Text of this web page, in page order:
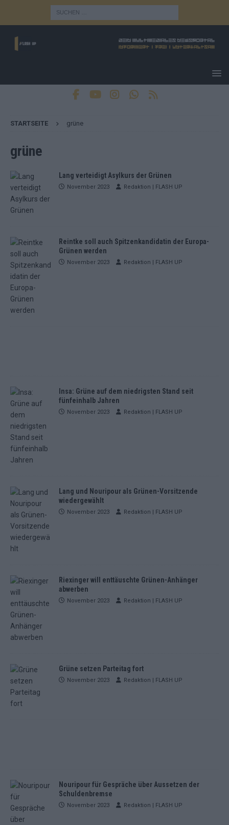
STARTSEITE grüne
grüne
Lang verteidigt Asylkurs der Grünen
November 2023 Redaktion | FLASH UP
Reintke soll auch Spitzenkandidatin der Europa-
Grünen werden
November 2023 Redaktion | FLASH UP
Insa: Grüne auf dem niedrigsten Stand seit
fünfeinhalb Jahren
November 2023 Redaktion | FLASH UP
Lang und Nouripour als Grünen-Vorsitzende
wiedergewählt
November 2023 Redaktion | FLASH UP
Riexinger will enttäuschte Grünen-Anhänger
abwerben
November 2023 Redaktion | FLASH UP
Grüne setzen Parteitag fort
November 2023 Redaktion | FLASH UP
Nouripour für Gespräche über Aussetzen der
Schuldenbremse
November 2023 Redaktion | FLASH UP